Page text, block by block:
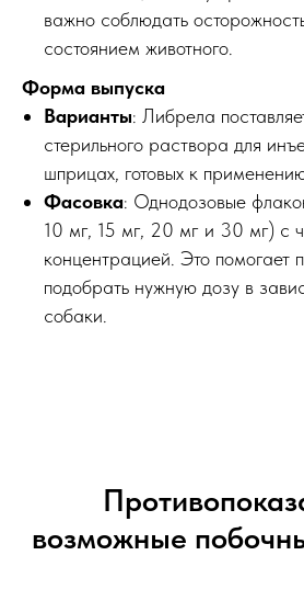
важно соблюдать
состоянием животного.
Форма выпуска
Варианты: Либрела
стерильного раствора для
шприцах, готовых к
Фасовка: Однодозовые
10 мг, 15 мг, 20 мг и 30 мг) с
концентрацией. Это помогает
подобрать нужную дозу в
собаки.
возможные